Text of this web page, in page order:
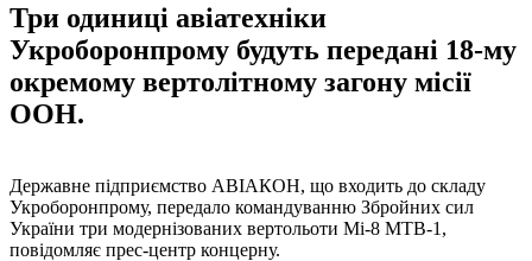
Три одиниці авіатехніки
Укроборонпрому будуть передані 18-му
окремому вертолітному загону місії
ООН.
Державне підприємство АВІАКОН, що входить до складу
Укроборонпрому, передало командуванню Збройних сил
України три модернізованих вертольоти Мі-8 МТВ-1,
повідомляє прес-центр концерну.